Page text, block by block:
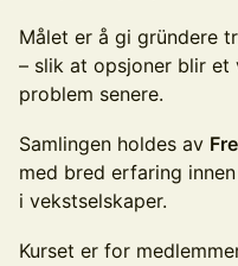
Målet er å gi gründere
– slik at opsjoner blir et
problem senere.
Samlingen holdes av
med bred erfaring
i vekstselskaper.
Kurset er for